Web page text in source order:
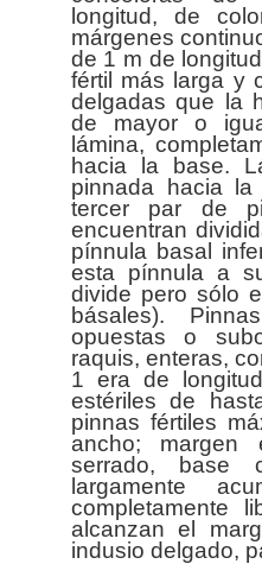
longitud, de
márgenes
de 1 m de
fértil más larga y
delgadas que la
de mayor o
lámina,
hacia la base.
pinnada hacia
tercer par de
encuentran
pínnula basal
esta pínnula a
divide pero sólo
básales).
opuestas o
raquis, enteras,
1 era de
estériles de
pinnas fértiles
ancho; margen
serrado, base
largamente
completamente
alcanzan el
indusio delgado,